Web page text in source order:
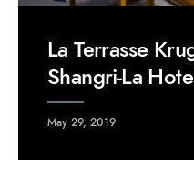
La Terrasse
Shangri-La
May 29, 2019